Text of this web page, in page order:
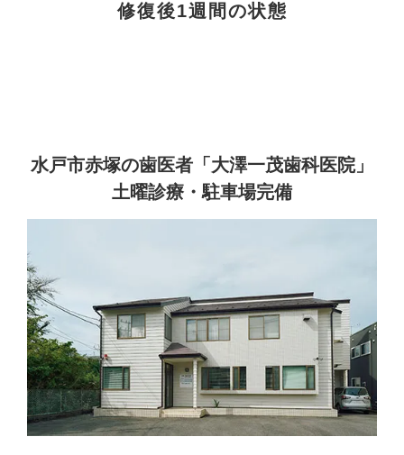
修復後1週間の状態
水戸市赤塚の歯医者 「大澤一茂歯科医院」
土曜診療・駐車場完備